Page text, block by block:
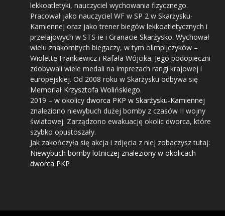
lekkoatletyki, nauczyciel wychowania fizycznego.
Pracował jako nauczyciel WF w SP 2 w Skarżysku-
Kamiennej oraz jako trener biegów lekkoatletycznych i
przełajowych w STS-ie i Granacie Skarżysko. Wychował
wielu znakomitych biegaczy, w tym olimpijczyków –
Wiolettę Frankiewicz i Rafała Wójcika. Jego podopieczni
zdobywali wiele medali na imprezach rangi krajowej i
europejskiej. Od 2008 roku w Skarżysku odbywa się
Memoriał Krzysztofa Wolińskiego.
2019 – w okolicy dworca PKP w Skarżysku-Kamiennej
znaleziono niewybuch dużej bomby z czasów II wojny
światowej. Zarządzono ewakuację okolic dworca, które
szybko opustoszały.
Jak zakończyła się akcja i zdjęcia z niej zobaczysz tutaj:
Niewybuch bomby lotniczej znaleziony w okolicach
dworca PKP